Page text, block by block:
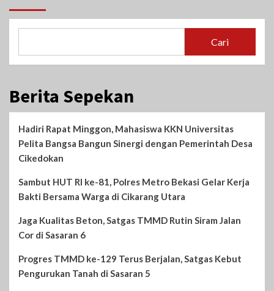
Cari
Berita Sepekan
Hadiri Rapat Minggon, Mahasiswa KKN Universitas
Pelita Bangsa Bangun Sinergi dengan Pemerintah Desa
Cikedokan
Sambut HUT RI ke-81, Polres Metro Bekasi Gelar Kerja
Bakti Bersama Warga di Cikarang Utara
Jaga Kualitas Beton, Satgas TMMD Rutin Siram Jalan
Cor di Sasaran 6
Progres TMMD ke-129 Terus Berjalan, Satgas Kebut
Pengurukan Tanah di Sasaran 5